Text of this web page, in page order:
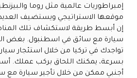
إمبراطوريات عالمية مثل روما
موقعها الاستراتيجي ويستضيف العديد
إن أبسط طريقة لاستكشاف تلك
سيارة مع سائق في اسطنبول. بغض
تواجدك في تركيا من خلال استئجار
بسرعة، يمكنك اللحاق بركب عملك.
أجنبي ممكن من خلال تأجير سيارة مع